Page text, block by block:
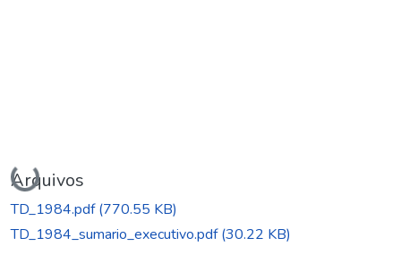
Carregando...
Arquivos
TD_1984.pdf(770.55 KB)
TD_1984_sumario_executivo.pdf(30.22 KB)